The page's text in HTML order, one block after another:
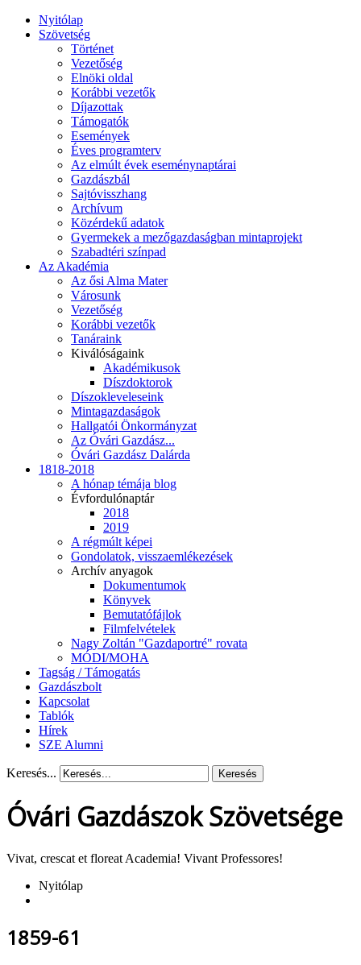
Nyitólap
Szövetség
Történet
Vezetőség
Elnöki oldal
Korábbi vezetők
Díjazottak
Támogatók
Események
Éves programterv
Az elmúlt évek eseménynaptárai
Gazdászbál
Sajtóvisszhang
Archívum
Közérdekű adatok
Gyermekek a mezőgazdaságban mintaprojekt
Szabadtéri színpad
Az Akadémia
Az ősi Alma Mater
Városunk
Vezetőség
Korábbi vezetők
Tanáraink
Kiválóságaink
Akadémikusok
Díszdoktorok
Díszokleveleseink
Mintagazdaságok
Hallgatói Önkormányzat
Az Óvári Gazdász...
Óvári Gazdász Dalárda
1818-2018
A hónap témája blog
Évfordulónaptár
2018
2019
A régmúlt képei
Gondolatok, visszaemlékezések
Archív anyagok
Dokumentumok
Könyvek
Bemutatófájlok
Filmfelvételek
Nagy Zoltán "Gazdaportré" rovata
MÓDI/MOHA
Tagság / Támogatás
Gazdászbolt
Kapcsolat
Tablók
Hírek
SZE Alumni
Keresés... Keresés
Óvári Gazdászok Szövetsége
Vivat, crescat et floreat Academia! Vivant Professores!
Nyitólap
1859-61